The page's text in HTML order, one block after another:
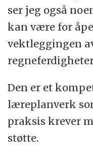
ser jeg også
kan være for
vektleggingen
Den er et
læreplanverk
praksis krever
støtte.